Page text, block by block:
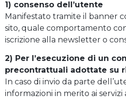
1) consenso dell’utente
Manifestato tramite il banner
sito, quale comportamento
iscrizione alla newsletter o
2) Per l’esecuzione di un
precontrattuali adottate su
In caso di invio da parte
informazioni in merito ai